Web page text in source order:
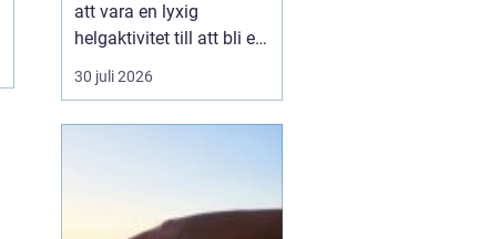
att vara en lyxig
helgaktivitet till att bli en
naturlig del av många
människors vardag. Fler
som Malmö, där tempot
30 juli 2026